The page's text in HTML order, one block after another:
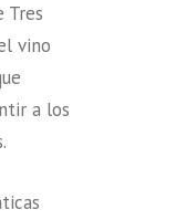
Tres
vino
a los